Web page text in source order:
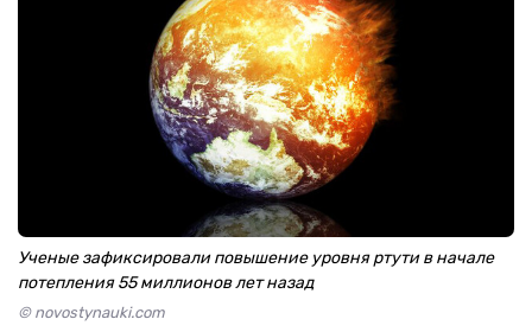
Ученые зафиксировали повышение уровня ртути в начале
потепления 55 миллионов лет назад
© novostynauki.com